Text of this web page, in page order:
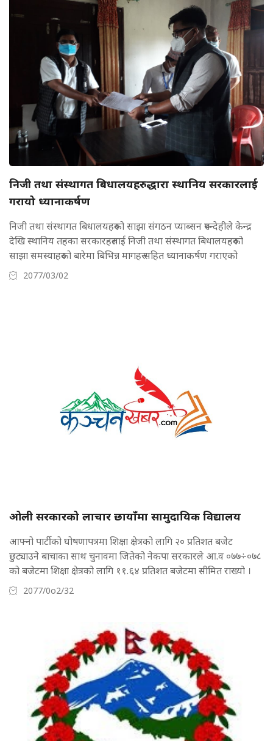
निजी तथा संस्थागत बिधालयहरुद्धारा स्थानिय सरकारलाई
गरायो ध्यानाकर्षण
निजी तथा संस्थागत बिधालयहरुको साझा संगठन प्याब्सन रुपन्देहीले केन्द्र
देखि स्थानिय तहका सरकारहरुलाई निजी तथा संस्थागत बिधालयहरुको
साझा समस्याहरुको बारेमा बिभिन्न मागहरु सहित ध्यानाकर्षण गराएको
2077/03/02
ओली सरकारको लाचार छायाँमा सामुदायिक विद्यालय
आफ्नो पार्टीको घोषणापत्रमा शिक्षा क्षेत्रको लागि २० प्रतिशत बजेट
छुट्याउने बाचाका साथ चुनावमा जितेको नेकपा सरकारले आ.व ०७७÷०७८
को बजेटमा शिक्षा क्षेत्रको लागि ११.६४ प्रतिशत बजेटमा सीमित राख्यो ।
2077/0o2/32